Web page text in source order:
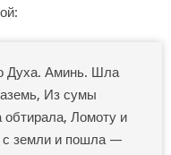
Духа. Аминь. Шла
Из сумы
обтирала, Ломоту и
с земли и пошла —